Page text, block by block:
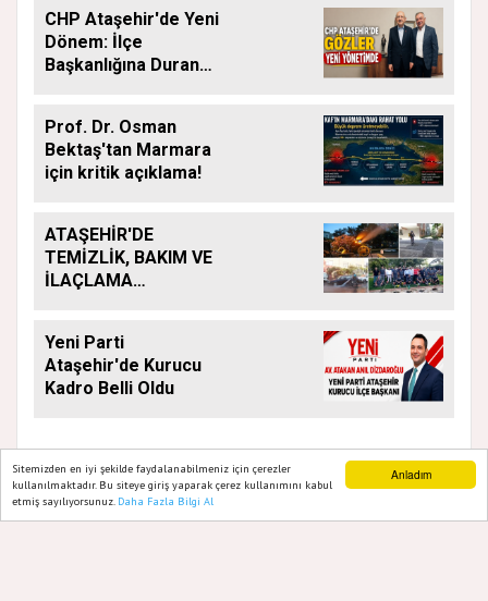
Anladım
Sitemizden en iyi şekilde faydalanabilmeniz için çerezler
kullanılmaktadır. Bu siteye giriş yaparak çerez kullanımını kabul
etmiş sayılıyorsunuz. Daha Fazla Bilgi Al
CHP Ataşehir'de Yeni
Dönem: İlçe
Başkanlığına Duran
Prof. Dr. Osman
Bektaş'tan Marmara
için kritik açıklama!
ATAŞEHİR'DE
TEMİZLİK, BAKIM VE
İLAÇLAMA
Yeni Parti
Ataşehir'de Kurucu
Kadro Belli Oldu
Ana Sayfa Web TV